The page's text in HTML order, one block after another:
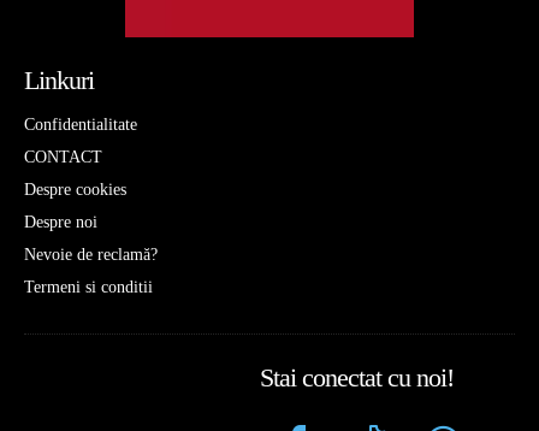
Linkuri
Confidentialitate
CONTACT
Despre cookies
Despre noi
Nevoie de reclamă?
Termeni si conditii
Stai conectat cu noi!